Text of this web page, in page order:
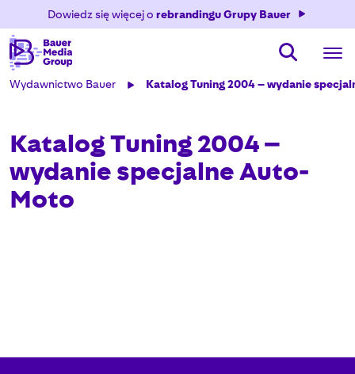
Dowiedz się więcej o rebrandingu Grupy Bauer
Wydawnictwo Bauer Katalog Tuning 2004 – wydanie
Katalog Tuning 2004 –
wydanie specjalne Auto-
Moto